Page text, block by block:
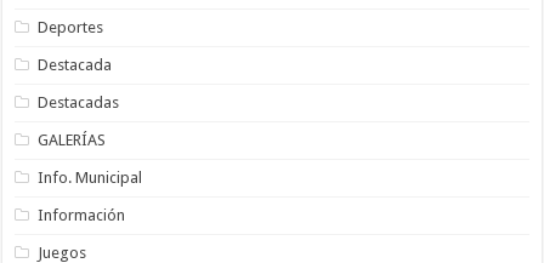
Deportes
Destacada
Destacadas
GALERÍAS
Info. Municipal
Información
Juegos